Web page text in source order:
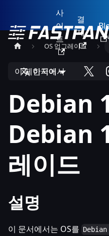
사
이
트
결
제
한국어
OS 업그레이드
이 페이지에서
Debian
Debian
레이드
설명
이 문서에서는 OS를